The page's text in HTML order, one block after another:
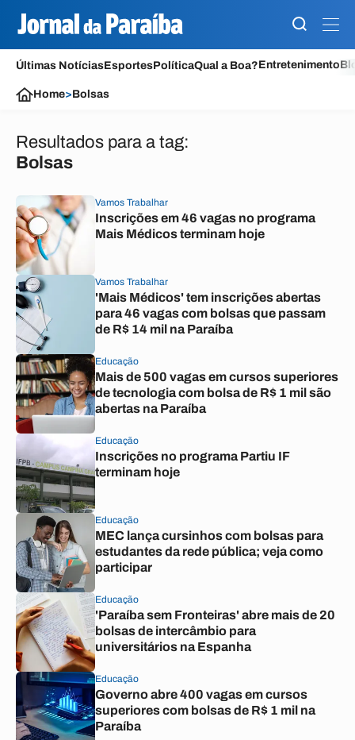
Últimas NotíciasEsportesPolíticaQual a Boa?Entretenimento
Home>Bolsas
Resultados para a tag:
Bolsas
Vamos Trabalhar
Inscrições em 46 vagas no programa
Mais Médicos terminam hoje
Vamos Trabalhar
'Mais Médicos' tem inscrições abertas
para 46 vagas com bolsas que passam
de R$ 14 mil na Paraíba
Educação
Mais de 500 vagas em cursos superiores
de tecnologia com bolsa de R$ 1 mil são
abertas na Paraíba
Educação
Inscrições no programa Partiu IF
terminam hoje
Educação
MEC lança cursinhos com bolsas para
estudantes da rede pública; veja como
participar
Educação
'Paraíba sem Fronteiras' abre mais de 20
bolsas de intercâmbio para
universitários na Espanha
Educação
Governo abre 400 vagas em cursos
superiores com bolsas de R$ 1 mil na
Paraíba